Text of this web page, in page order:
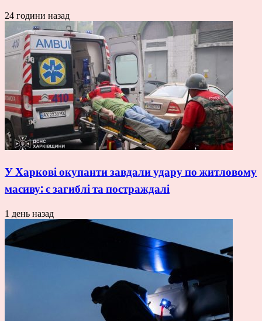
24 години назад
У Харкові окупанти завдали удару по житловому
масиву: є загиблі та постраждалі
1 день назад